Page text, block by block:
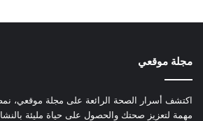
مجلة موقعي
اكتشف أسرار الصحة الرائعة على مجلة موقعي،
مهمة لتعزيز صحتك والحصول على حياة مليئة